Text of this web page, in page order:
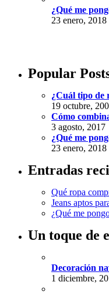
¿Qué me
23 enero, 2018
Popular
¿Cuál tipo de
19 octubre,
Cómo
3 agosto, 2017
¿Qué me
23 enero, 2018
Entradas
Qué ropa
Jeans aptos
¿Qué me
Un toque de
Decoración
1 diciembre,